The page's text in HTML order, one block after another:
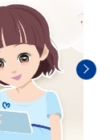
Berik
utny